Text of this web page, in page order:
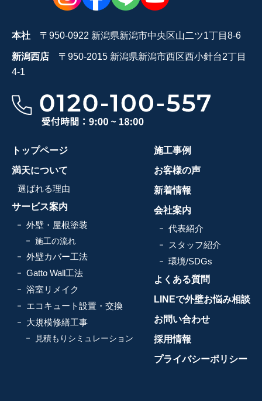
本社 〒950-0922 新潟県新潟市中央区山二ツ1丁目8-6
新潟西店 〒950-2015 新潟県新潟市西区西小針台2丁目
4-1
トップページ
満天について
選ばれる理由
サービス案内
外壁・屋根塗装
施工の流れ
外壁カバー工法
Gatto Wall工法
浴室リメイク
エコキュート設置・交換
大規模修繕工事
見積もりシミュレーション
施工事例
お客様の声
新着情報
会社案内
代表紹介
スタッフ紹介
環境/SDGs
よくある質問
LINEで外壁お悩み相談
お問い合わせ
採用情報
プライバシーポリシー